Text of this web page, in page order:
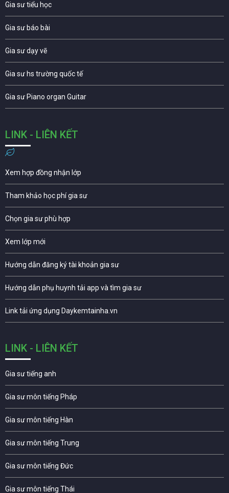
Gia sư tiểu học
Gia sư báo bài
Gia sư dạy vẽ
Gia sư hs trường quốc tế
Gia sư Piano organ Guitar
LINK - LIÊN KẾT
Xem hợp đồng nhận lớp
Tham khảo học phí gia sư
Chọn gia sư phù hợp
Xem lớp mới
Hướng dẫn đăng ký tài khoản gia sư
Hướng dẫn phụ huynh tải app và tìm gia sư
Link tải ứng dụng Daykemtainha.vn
LINK - LIÊN KẾT
Gia sư tiếng anh
Gia sư môn tiếng Pháp
Gia sư môn tiếng Hàn
Gia sư môn tiếng Trung
Gia sư môn tiếng Đức
Gia sư môn tiếng Thái